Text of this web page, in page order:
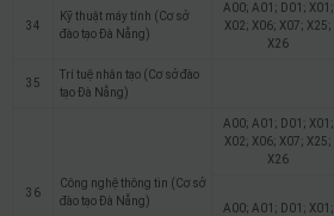
34
Kỹ thuật máy tính (Cơ sở
đào tạo Đà Nẵng)
A00; A01; D01; X01;
X02; X06; X07; X25;
X26
35
Trí tuệ nhân tạo (Cơ sở đào
tạo Đà Nẵng)
36
Công nghệ thông tin (Cơ sở
đào tạo Đà Nẵng)
A00; A01; D01; X01;
X02; X06; X07; X25;
X26
A00; A01; D01; X01;